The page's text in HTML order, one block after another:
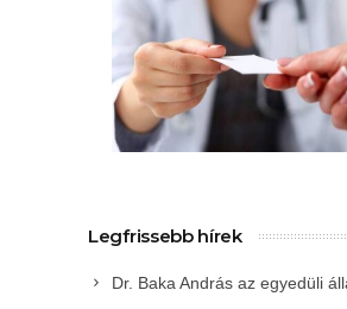
Legfrissebb hírek
Dr. Baka András az egyedüli